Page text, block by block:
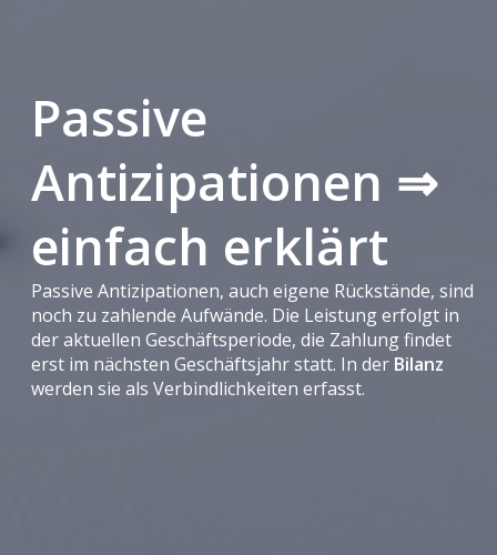
Passive
Antizipationen ⇒
einfach erklärt
Passive Antizipationen, auch eigene Rückstände, sind
noch zu zahlende Aufwände. Die Leistung erfolgt in
der aktuellen Geschäftsperiode, die Zahlung findet
erst im nächsten Geschäftsjahr statt. In der Bilanz
werden sie als Verbindlichkeiten erfasst.